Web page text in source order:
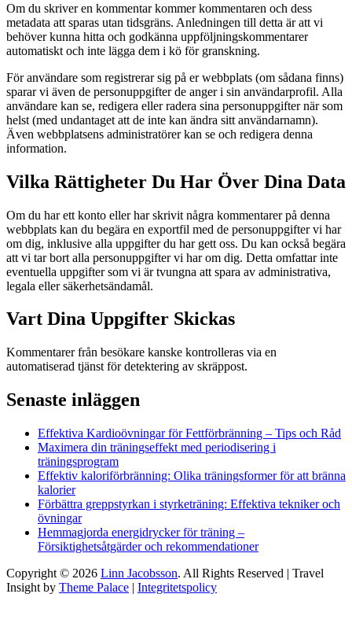
Om du skriver en kommentar kommer kommentaren och dess
metadata att sparas utan tidsgräns. Anledningen till detta är att vi
behöver kunna hitta och godkänna uppföljningskommentarer
automatiskt och inte lägga dem i kö för granskning.
För användare som registrerar sig på er webbplats (om sådana finns)
sparar vi även de personuppgifter de anger i sin användarprofil. Alla
användare kan se, redigera eller radera sina personuppgifter när som
helst (med undantaget att de inte kan ändra sitt användarnamn).
Även webbplatsens administratörer kan se och redigera denna
information.
Vilka Rättigheter Du Har Över Dina Data
Om du har ett konto eller har skrivit några kommentarer på denna
webbplats kan du begära en exportfil med de personuppgifter vi har
om dig, inklusive alla uppgifter du har gett oss. Du kan också begära
att vi tar bort alla personuppgifter vi har om dig. Detta omfattar inte
eventuella uppgifter som vi är tvungna att spara av administrativa,
legala eller säkerhetsändamål.
Vart Dina Uppgifter Skickas
Kommentarer från besökare kanske kontrolleras via en
automatiserad tjänst för detektering av skräppost.
Senaste inläggen
Effektiva Kardioövningar för Fettförbränning – Tips och Råd
Maximera din träningseffekt med periodisering i
träningsprogram
Effektiv kaloriförbränning: Olika träningsformer för att bränna
kalorier
Förbättra greppstyrkan i styrketräning: Effektiva tekniker och
övningar
Hemmagjorda energidrycker för träning –
Försiktighetsåtgärder och rekommendationer
Copyright © 2026 Linn Jacobsson. All Rights Reserved | Travel
Insight by Theme Palace | Integritetspolicy